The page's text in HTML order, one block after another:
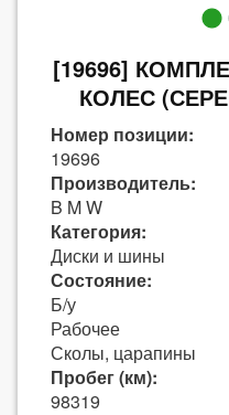
[19696]
КОЛЕС
Номер позиции:
19696
Производитель:
B M W
Категория:
Диски и шины
Состояние:
Б/у
Рабочее
Сколы, царапины
Пробег (км):
98319